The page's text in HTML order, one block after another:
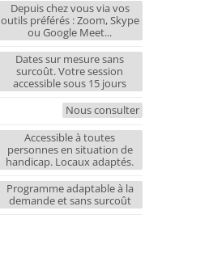
Depuis chez vous via vos
outils préférés : Zoom, Skype
ou Google Meet...
Dates sur mesure sans
surcoût. Votre session
accessible sous 15 jours
Nous consulter
Accessible à toutes
personnes en situation de
handicap. Locaux adaptés.
Programme adaptable à la
demande et sans surcoût